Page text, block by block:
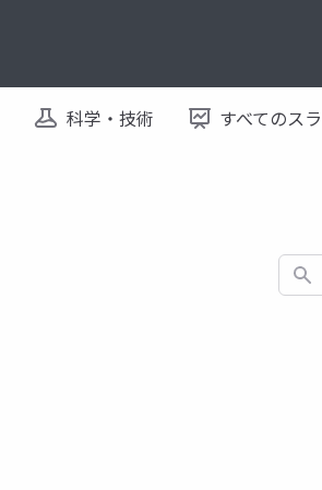
科学・技術 すべてのス
検索